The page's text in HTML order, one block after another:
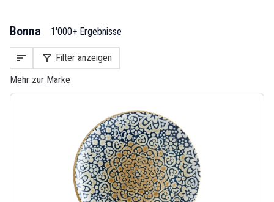
Bonna 1'000+ Ergebnisse
sort filter_alt Filter anzeigen
Mehr zur Marke